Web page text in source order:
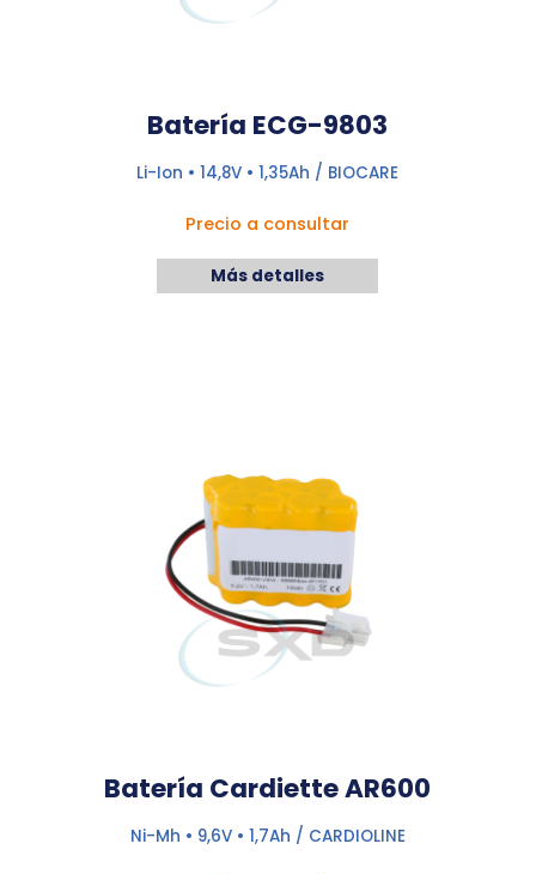
Batería ECG-9803
Li-Ion • 14,8V • 1,35Ah / BIOCARE
Precio a consultar
Más detalles
Batería Cardiette AR600
Ni-Mh • 9,6V • 1,7Ah / CARDIOLINE